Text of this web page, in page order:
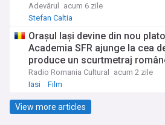
Adevărul
acum 6 zile
Stefan Caltia
Orașul Iași devine din nou
Academia SFR ajunge la cea
produce un scurtmetraj
Radio Romania Cultural
acum 2 zile
Iasi
Film
View more articles